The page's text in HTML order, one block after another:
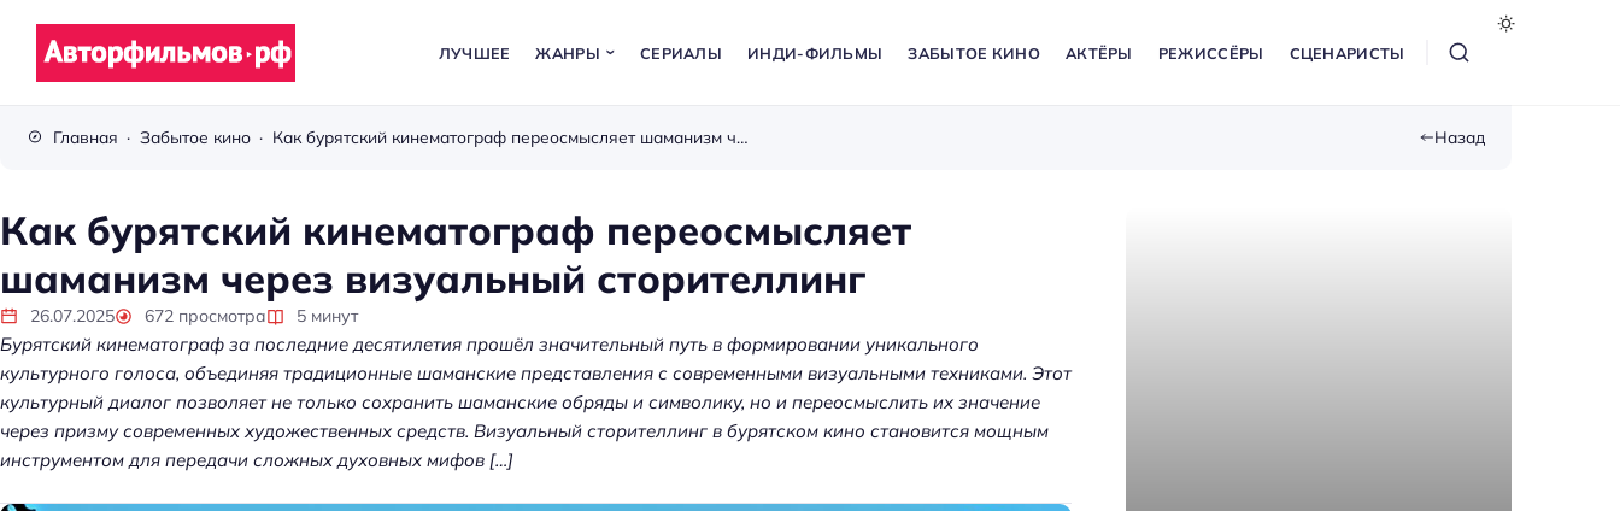
о
к
и
н
о
ЛУЧШЕЕ ЖАНРЫ СЕРИАЛЫ ИНДИ-ФИЛЬМЫ ЗАБЫТОЕ КИНО АКТЁРЫ РЕЖИССЁРЫ СЦЕНАРИСТЫ
Главная Забытое кино Как бурятский кинематограф переосмысляет шаманизм через визуальный сторителлинг Назад
Как бурятский кинематограф переосмысляет
шаманизм через визуальный сторителлинг
26.07.2025 672 просмотра 5 минут
Бурятский кинематограф за последние десятилетия прошёл значительный путь в формировании уникального
культурного голоса, объединяя традиционные шаманские представления с современными визуальными техниками. Этот
культурный диалог позволяет не только сохранить шаманские обряды и символику, но и переосмыслить их значение
через призму современных художественных средств. Визуальный сторителлинг в бурятском кино становится мощным
инструментом для передачи сложных духовных мифов […]
Kubernetes без хаоса: как